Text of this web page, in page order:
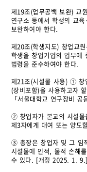
제19조(업무공백 보완) 교
연구소 등에서 학생의 교
보완하여야 한다.
제20조(학생지도) 창업교
학생을 창업기업의 업무에
법령을 준수하여야 한다.
제21조(시설물 사용) ① 창
(장비포함)을 사용하고자
「서울대학교 연구장비
② 창업자가 본교의 시설물
제3자에게 대여 또는 양도
③ 총장은 창업자 및 그 임
시설물에 인적, 물적 손해
수 있다. [개정 2025. 1. 9.]